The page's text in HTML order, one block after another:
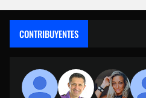
CONTRIBUYENTES